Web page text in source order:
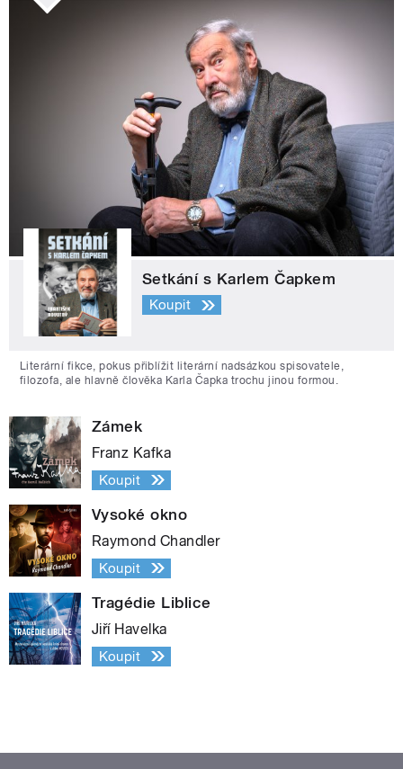
Setkání s Karlem Čapkem
Koupit
Literární fikce, pokus přiblížit literární nadsázkou spisovatele,
filozofa, ale hlavně člověka Karla Čapka trochu jinou formou.
Zámek
Franz Kafka
Koupit
Vysoké okno
Raymond Chandler
Koupit
Tragédie Liblice
Jiří Havelka
Koupit